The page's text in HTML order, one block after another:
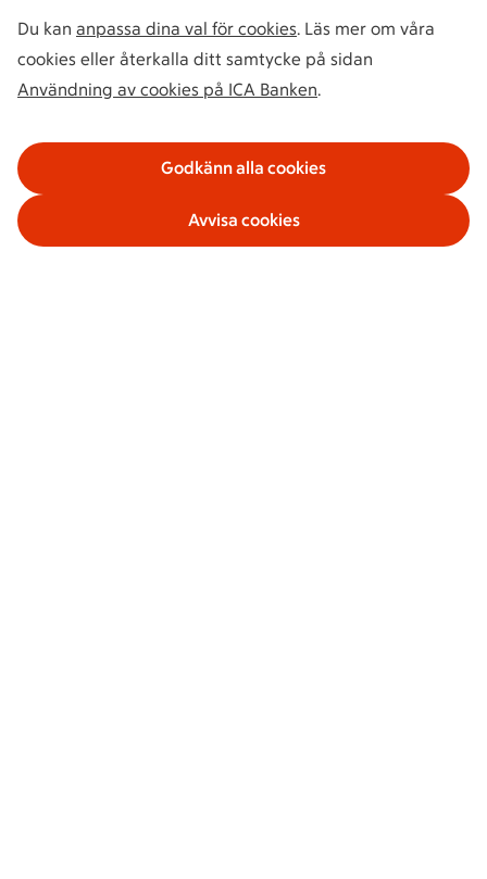
Du kan anpassa dina val för cookies. Läs mer om våra
cookies eller återkalla ditt samtycke på sidan
Användning av cookies på ICA Banken.
Godkänn alla cookies
Avvisa cookies